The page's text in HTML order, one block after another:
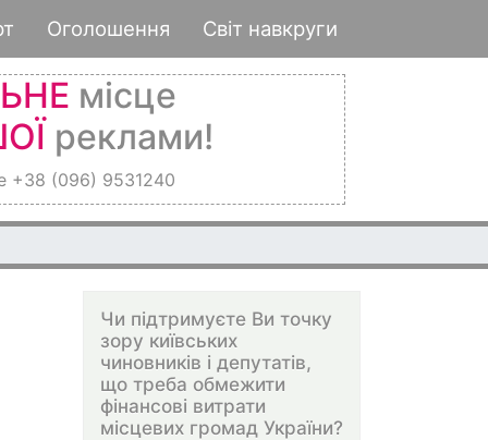
Оголошення Світ навкруги
місце
реклами!
+38 (096) 9531240
Чи підтримуєте Ви точку
зору київських
чиновників і депутатів,
що треба обмежити
фінансові витрати
місцевих громад України?